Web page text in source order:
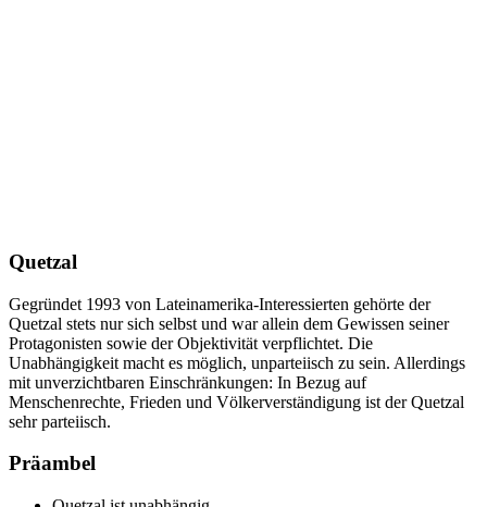
Quetzal
Gegründet 1993 von Lateinamerika-Interessierten gehörte der
Quetzal stets nur sich selbst und war allein dem Gewissen seiner
Protagonisten sowie der Objektivität verpflichtet. Die
Unabhängigkeit macht es möglich, unparteiisch zu sein. Allerdings
mit unverzichtbaren Einschränkungen: In Bezug auf
Menschenrechte, Frieden und Völkerverständigung ist der Quetzal
sehr parteiisch.
Präambel